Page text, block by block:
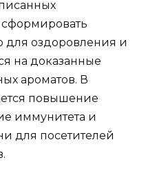
для оздоровления и
на доказанные
ароматов. В
повышение
иммунитета и
для посетителей